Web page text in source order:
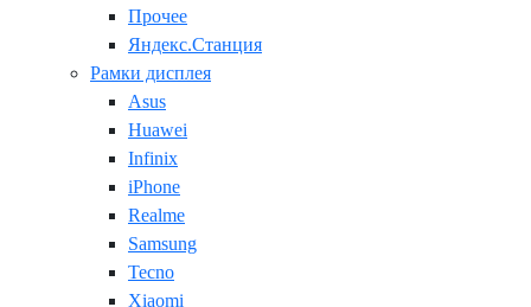
Прочее
Яндекс.Станция
Рамки дисплея
Asus
Huawei
Infinix
iPhone
Realme
Samsung
Tecno
Xiaomi